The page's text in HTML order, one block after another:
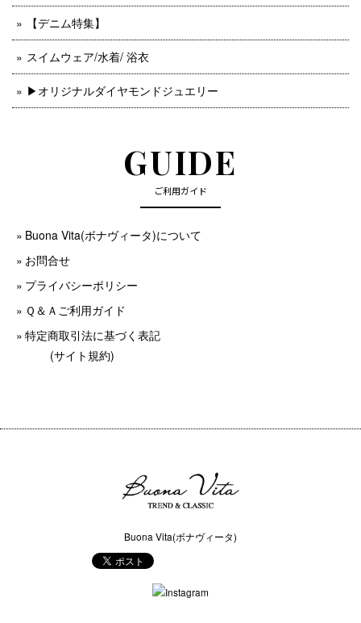
【デニム特集】
スイムウェア/水着/ 浴衣
▶︎オリジナルダイヤモンドジュエリー
GUIDE
ご利用ガイド
Buona Vita(ボナヴィータ)について
お問合せ
プライバシーポリシー
Ｑ＆Ａご利用ガイド
特定商取引法に基づく表記
(サイト規約)
Buona Vita(ボナヴィータ)